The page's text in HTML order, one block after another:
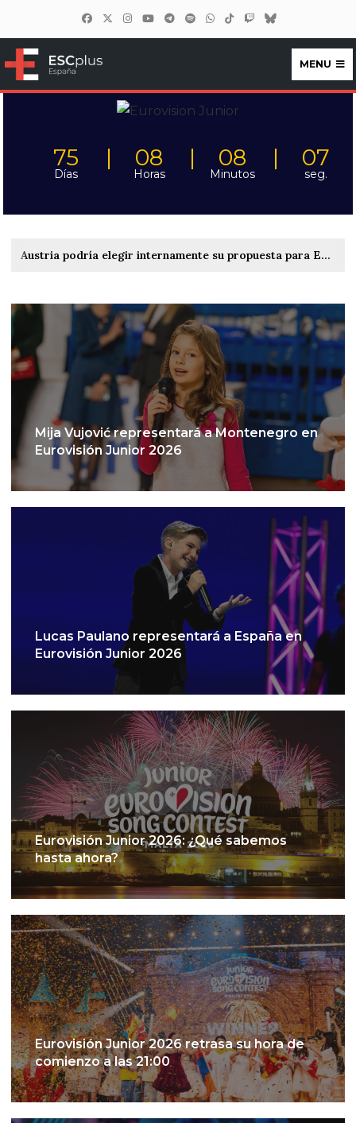
ESCplus España
MENU
75
Días
08
Horas
08
Minutos
05
seg.
Austria podría elegir internamente su propuesta para Eurovisión 2027
Mija Vujović representará a Montenegro en
Eurovisión Junior 2026
Lucas Paulano representará a España en
Eurovisión Junior 2026
Eurovisión Junior 2026: ¿Qué sabemos
hasta ahora?
Eurovisión Junior 2026 retrasa su hora de
comienzo a las 21:00